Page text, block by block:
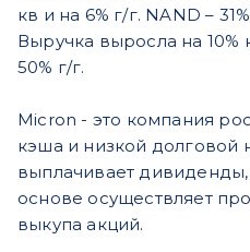
кв и на 6% г/г. NAND –
Выручка выросла на 10%
50% г/г.
Micron - это компания
кэша и низкой долговой
выплачивает
основе осуществляет
выкупа акций.